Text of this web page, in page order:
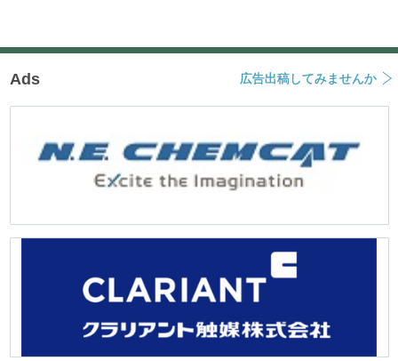
Ads 広告出稿してみませんか